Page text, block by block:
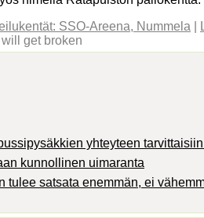
SSO-Areena, Nummela
get broken
yhteyteen
kunnollinen uimaranta
tulee satsata enemmän, ei